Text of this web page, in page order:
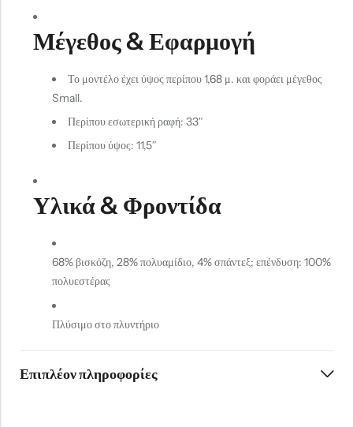
Μέγεθος & Εφαρμογή
Το μοντέλο έχει ύψος περίπου 1,68 μ. και φοράει μέγεθος
Small.
Περίπου εσωτερική ραφή: 33″
Περίπου ύψος: 11,5″
Υλικά & Φροντίδα
68% βισκόζη, 28% πολυαμίδιο, 4% σπάντεξ; επένδυση: 100%
πολυεστέρας
Πλύσιμο στο πλυντήριο
Επιπλέον πληροφορίες